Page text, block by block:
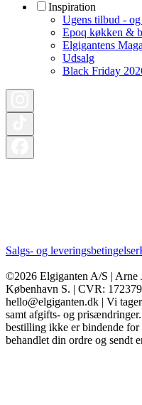
Inspiration
Ugens tilbud -
Epoq køkken &
Elgigantens
Udsalg
Black Friday
Salgs- og leveringsbetingelser
©2026 Elgiganten A/S | Arne
København S. | CVR:
hello@elgiganten.dk | Vi
samt afgifts- og
bestilling ikke er bindende
behandlet din ordre og sendt